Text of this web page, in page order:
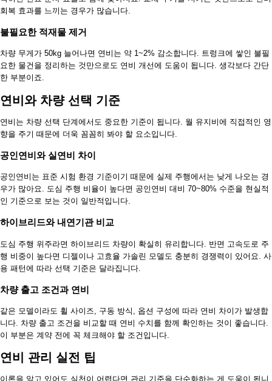
회복 효과를 느끼는 경우가 많습니다.
불필요한 적재물 제거
차량 무게가 50kg 늘어나면 연비는 약 1~2% 감소합니다. 트렁크에 쌓인 불필
요한 물건을 정리하는 것만으로도 연비 개선에 도움이 됩니다. 생각보다 간단
한 부분이죠.
연비와 차량 선택 기준
연비는 차량 선택 단계에서도 중요한 기준이 됩니다. 월 유지비에 직접적인 영
향을 주기 때문에 더욱 꼼꼼히 봐야 할 요소입니다.
공인연비와 실연비 차이
공인연비는 표준 시험 환경 기준이기 때문에 실제 주행에서는 낮게 나오는 경
우가 많아요. 도심 주행 비율이 높다면 공인연비 대비 70~80% 수준을 현실적
인 기준으로 보는 것이 일반적입니다.
하이브리드와 내연기관 비교
도심 주행 위주라면 하이브리드 차량이 확실히 유리합니다. 반면 고속도로 주
행 비중이 높다면 디젤이나 고효율 가솔린 모델도 충분히 경쟁력이 있어요. 사
용 패턴에 따라 선택 기준은 달라집니다.
차량 출고 조건과 연비
같은 모델이라도 휠 사이즈, 구동 방식, 옵션 구성에 따라 연비 차이가 발생합
니다. 차량 출고 조건을 비교할 때 연비 수치를 함께 확인하는 것이 좋습니다.
이 부분은 계약 전에 꼭 체크해야 할 조건입니다.
연비 관리 실전 팁
이론을 알고 있어도 실천이 어렵다면 관리 기준을 단순화하는 게 도움이 됩니